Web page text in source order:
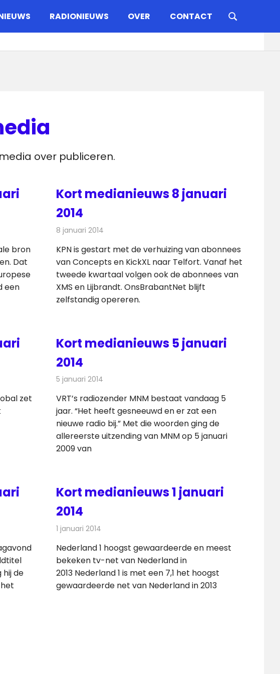
RADIONIEUWS OVER CONTACT
over publiceren.
bron
Dat
een
Kort medianieuws 8 januari
2014
8 januari 2014
KPN is gestart met de verhuizing van abonnees
van Concepts en KickXL naar Telfort. Vanaf het
tweede kwartaal volgen ook de abonnees van
XMS en Lijbrandt. OnsBrabantNet blijft
zelfstandig opereren.
zet
Kort medianieuws 5 januari
2014
5 januari 2014
VRT’s radiozender MNM bestaat vandaag 5
jaar. “Het heeft gesneeuwd en er zat een
nieuwe radio bij.” Met die woorden ging de
allereerste uitzending van MNM op 5 januari
2009 van
hij de
Kort medianieuws 1 januari
2014
1 januari 2014
Nederland 1 hoogst gewaardeerde en meest
bekeken tv-net van Nederland in
2013 Nederland 1 is met een 7,1 het hoogst
gewaardeerde net van Nederland in 2013